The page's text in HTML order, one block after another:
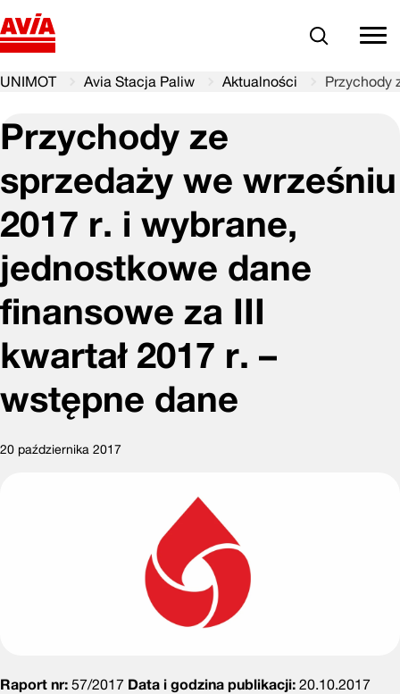
Szukaj
UNIMOT Avia Stacja Paliw Aktualności Przychody
Przychody ze
sprzedaży we wrześniu
2017 r. i wybrane,
jednostkowe dane
finansowe za III
kwartał 2017 r. –
wstępne dane
20 października 2017
Raport nr: 57/2017 Data i godzina publikacji: 20.10.2017